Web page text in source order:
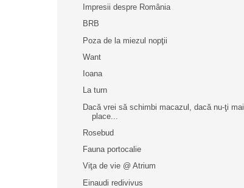
Impresii despre România
BRB
Poza de la miezul nopţii
Want
Ioana
La turn
Dacă vrei să schimbi macazul, dacă nu-ţi mai
place...
Rosebud
Fauna portocalie
Viţa de vie @ Atrium
Einaudi redivivus